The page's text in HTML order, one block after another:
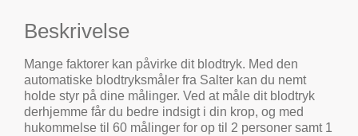
Beskrivelse
Mange faktorer kan påvirke dit blodtryk. Med den
automatiske blodtryksmåler fra Salter kan du nemt
holde styr på dine målinger. Ved at måle dit blodtryk
derhjemme får du bedre indsigt i din krop, og med
hukommelse til 60 målinger for op til 2 personer samt 1